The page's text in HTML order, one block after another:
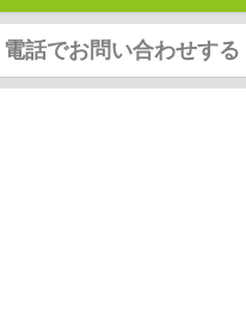
電話でお問い合わせする